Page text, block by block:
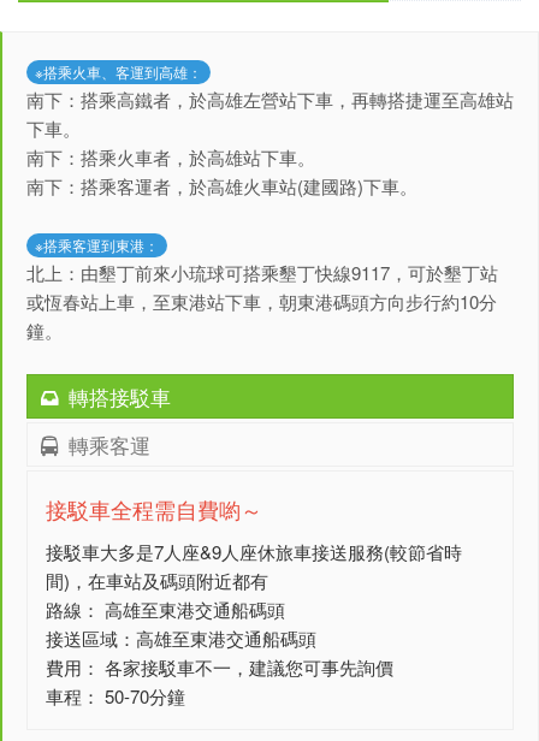
※搭乘火車、客運到高雄：
南下：搭乘高鐵者，於高雄左營站下車，再轉搭捷運至高雄站
下車。
南下：搭乘火車者，於高雄站下車。
南下：搭乘客運者，於高雄火車站(建國路)下車。
※搭乘客運到東港：
北上：由墾丁前來小琉球可搭乘墾丁快線9117，可於墾丁站
或恆春站上車，至東港站下車，朝東港碼頭方向步行約10分
鐘。
轉搭接駁車
轉乘客運
接駁車全程需自費喲～
接駁車大多是7人座&9人座休旅車接送服務(較節省時
間)，在車站及碼頭附近都有
路線： 高雄至東港交通船碼頭
接送區域：高雄至東港交通船碼頭
費用： 各家接駁車不一，建議您可事先詢價
車程： 50-70分鐘